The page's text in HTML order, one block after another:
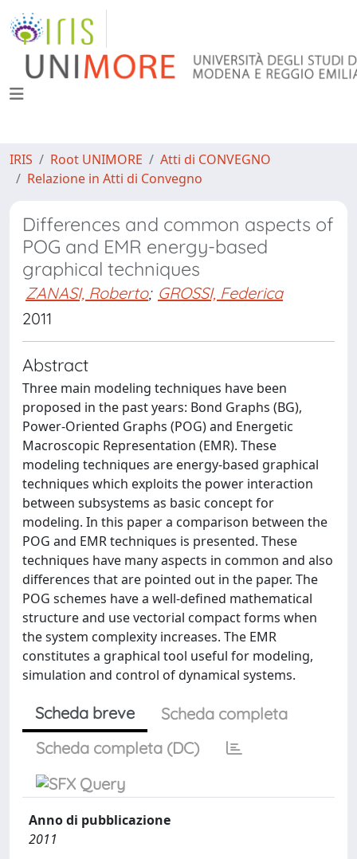
IRIS Root UNIMORE
Atti di CONVEGNO
Relazione in Atti di Convegno
Differences and common aspects of
POG and EMR energy-based
graphical techniques
ZANASI, Roberto; GROSSI, Federica
2011
Abstract
Three main modeling techniques have been
proposed in the past years: Bond Graphs (BG),
Power-Oriented Graphs (POG) and Energetic
Macroscopic Representation (EMR). These
modeling techniques are energy-based graphical
techniques which exploits the power interaction
between subsystems as basic concept for
modeling. In this paper a comparison between the
POG and EMR techniques is presented. These
techniques have many aspects in common and also
differences that are pointed out in the paper. The
POG schemes have a well-defined mathematical
structure and use vectorial compact forms when
the system complexity increases. The EMR
constitutes a graphical tool useful for modeling,
simulation and control of dynamical systems.
Scheda breve
Scheda completa
Scheda completa (DC)
Anno di pubblicazione
2011